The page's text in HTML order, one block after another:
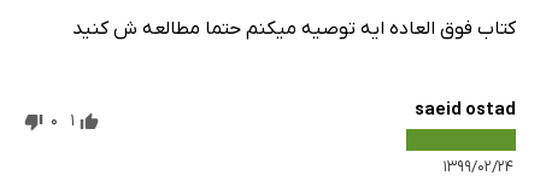
کتاب فوق العاده ایه توصیه میکنم حتما مطالعه ش کنید
saeid ostad
۱۳۹۹/۰۲/۲۴
1
0